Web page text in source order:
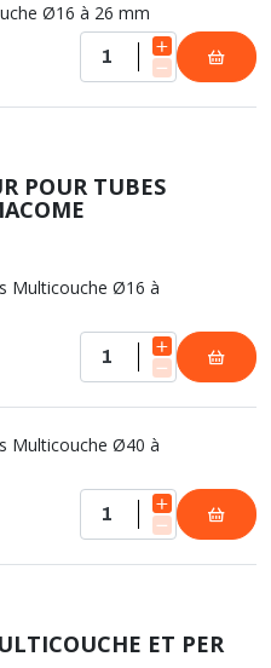
Ø16 à 26 mm
POUR TUBES
Multicouche Ø16 à
Multicouche Ø40 à
ET PER